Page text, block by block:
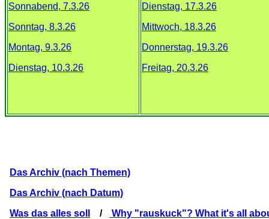
Sonnabend, 7.3.26
Sonntag, 8.3.26
Montag, 9.3.26
Dienstag, 10.3.26
Dienstag, 17.3.26
Mittwoch, 18.3.26
Donnerstag, 19.3.26
Freitag, 20.3.26
Das Archiv (nach Themen)
Das Archiv (nach Datum)
Was das alles soll
/ Why "rauskuck"? What it's all